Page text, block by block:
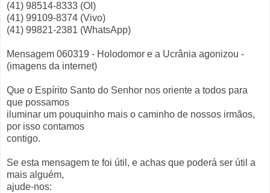
(41) 98514-8333 (OI)
(41) 99109-8374 (Vivo)
(41) 99821-2381 (WhatsApp)
Mensagem 060319 - Holodomor e a Ucrânia agonizou -
(imagens da internet)
Que o Espírito Santo do Senhor nos oriente a todos para
que possamos
iluminar um pouquinho mais o caminho de nossos irmãos,
por isso contamos
contigo.
Se esta mensagem te foi útil, e achas que poderá ser útil a
mais alguém,
ajude-nos: